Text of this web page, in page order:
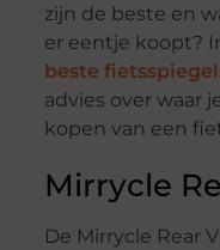
zijn de beste en
er eentje koopt?
beste
advies over waar
kopen van een
Mirrycle
De Mirrycle Rear